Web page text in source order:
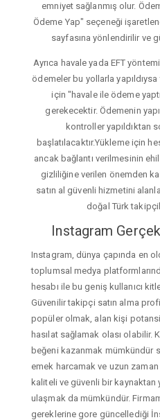
emniyet sağlanmış olur.
Ödeme Yap" seçeneği
sayfasına yönlendirilir ve
Ayrıca havale yada EFT
ödemeler bu yollarla
için "havale ile ödeme
gerekecektir. Ödemenin
kontroller yapıldıktan
başlatılacaktır.Yükleme için
ancak bağlantı verilmesinin
gizliliğine verilen önemden
satın al güvenli hizmetini
doğal Türk
Instagram
Instagram, dünya çapında en
toplumsal medya
hesabı ile bu geniş kullanıcı
Güvenilir takipçi satın alma
popüler olmak, alan kişi
hasılat sağlamak olası olabilir.
beğeni kazanmak mümkündür
emek harcamak ve uzun
kaliteli ve güvenli bir kaynaktan
ulaşmak da mümkündür.
gereklerine gore güncellediği